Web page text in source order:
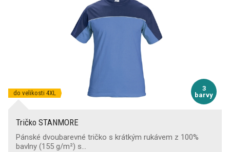
3
barvy
do velikosti 4XL
Tričko STANMORE
Pánské dvoubarevné tričko s krátkým rukávem z 100%
bavlny (155 g/m²) s…